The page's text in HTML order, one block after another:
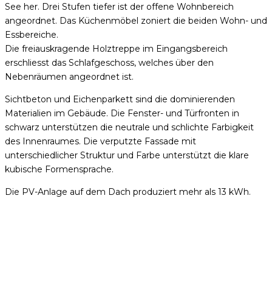
See her. Drei Stufen tiefer ist der offene Wohnbereich
angeordnet. Das Küchenmöbel zoniert die beiden Wohn- und
Essbereiche.
Die freiauskragende Holztreppe im Eingangsbereich
erschliesst das Schlafgeschoss, welches über den
Nebenräumen angeordnet ist.
Sichtbeton und Eichenparkett sind die dominierenden
Materialien im Gebäude. Die Fenster- und Türfronten in
schwarz unterstützen die neutrale und schlichte Farbigkeit
des Innenraumes. Die verputzte Fassade mit
unterschiedlicher Struktur und Farbe unterstützt die klare
kubische Formensprache.
Die PV-Anlage auf dem Dach produziert mehr als 13 kWh.